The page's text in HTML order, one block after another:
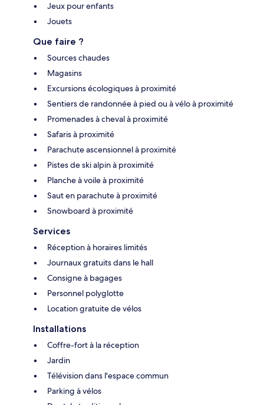
Jeux pour enfants
Jouets
Que faire ?
Sources chaudes
Magasins
Excursions écologiques à proximité
Sentiers de randonnée à pied ou à vélo à proximité
Promenades à cheval à proximité
Safaris à proximité
Parachute ascensionnel à proximité
Pistes de ski alpin à proximité
Planche à voile à proximité
Saut en parachute à proximité
Snowboard à proximité
Services
Réception à horaires limités
Journaux gratuits dans le hall
Consigne à bagages
Personnel polyglotte
Location gratuite de vélos
Installations
Coffre-fort à la réception
Jardin
Télévision dans l'espace commun
Parking à vélos